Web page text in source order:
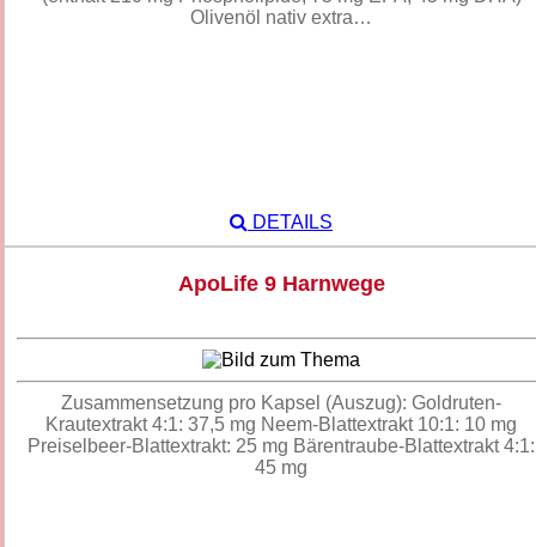
Olivenöl nativ extra…
DETAILS
ApoLife 9 Harnwege
Zusammensetzung pro Kapsel (Auszug): Goldruten-
Krautextrakt 4:1: 37,5 mg Neem-Blattextrakt 10:1: 10 mg
Preiselbeer-Blattextrakt: 25 mg Bärentraube-Blattextrakt 4:1:
45 mg